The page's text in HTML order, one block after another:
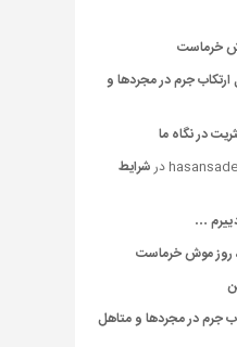
خرماست
ارتکاب جرم در مجردها و
در نگاه ما
درشرایط
…
روز موش خرماست
جرم در مجردها و متاهل